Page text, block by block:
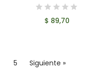
$ 89,70
5 Siguiente »